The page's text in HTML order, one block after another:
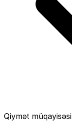
Qiymət müqayisəsi